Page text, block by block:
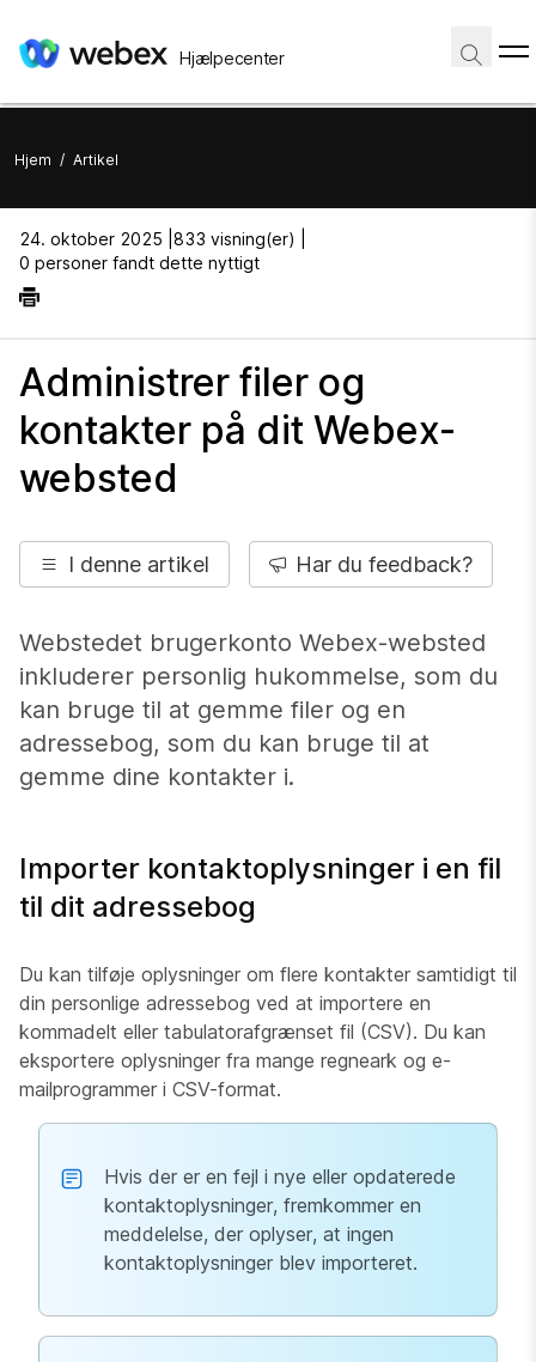
Hjælpecenter
Hjem / Artikel
24. oktober 2025 | 833 visning(er) |
0 personer fandt dette nyttigt
Administrer filer og
kontakter på dit Webex-
websted
I denne artikel Har du feedback?
Webstedet brugerkonto Webex-websted
inkluderer personlig hukommelse, som du
kan bruge til at gemme filer og en
adressebog, som du kan bruge til at
gemme dine kontakter i.
Importer kontaktoplysninger i en fil
til dit adressebog
Du kan tilføje oplysninger om flere kontakter samtidigt til
din personlige adressebog ved at importere en
kommadelt eller tabulatorafgrænset fil (CSV). Du kan
eksportere oplysninger fra mange regneark og e-
mailprogrammer i CSV-format.
Hvis der er en fejl i nye eller opdaterede
kontaktoplysninger, fremkommer en
meddelelse, der oplyser, at ingen
kontaktoplysninger blev importeret.